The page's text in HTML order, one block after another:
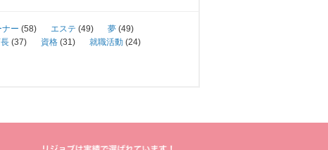
ナー (58) エステ (49) 夢 (49)
(37) 資格 (31) 就職活動 (24)